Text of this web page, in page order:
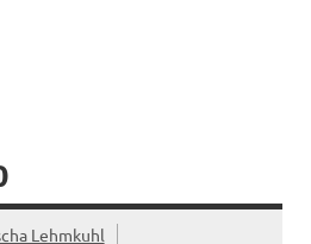
Lehmkuhl